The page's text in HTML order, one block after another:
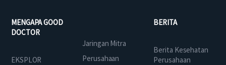
MENGAPA GOOD
DOCTOR
EKSPLOR
Jaringan Mitra
Perusahaan
BERITA
Berita Kesehatan
Perusahaan